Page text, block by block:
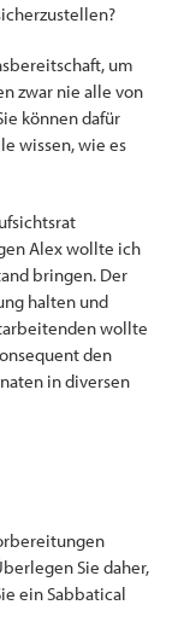
um
zwar nie alle von
können dafür
wissen, wie es
Alex wollte ich
bringen. Der
halten und
wollte
den
in diversen
Sie daher,
ein Sabbatical